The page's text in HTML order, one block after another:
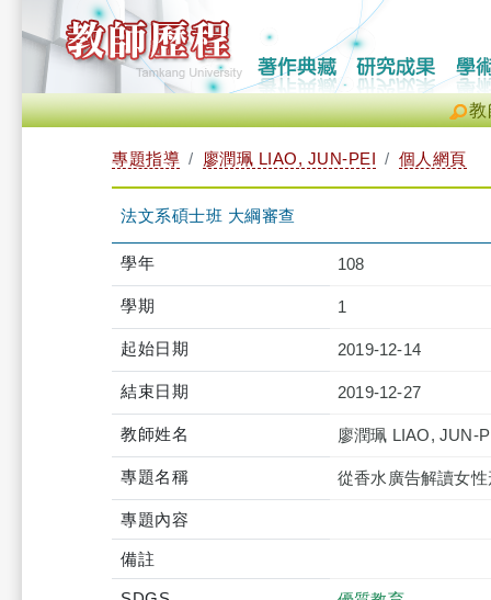
教
專題指導 廖潤珮 LIAO, JUN-PEI 個人網頁
法文系碩士班 大綱審查
學年 108
學期 1
起始日期 2019-12-14
結束日期 2019-12-27
教師姓名 廖潤珮 LIAO, JUN-
專題名稱 從香水廣告解讀女性
專題內容
備註